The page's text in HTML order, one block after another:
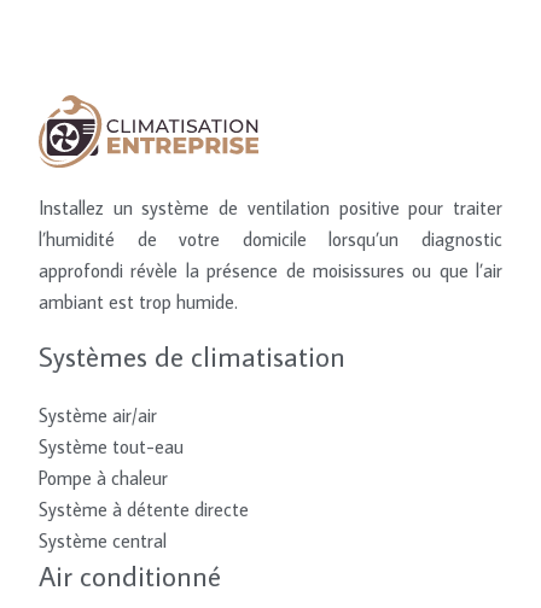
Installez un système de ventilation positive pour traiter
l’humidité de votre domicile lorsqu’un diagnostic
approfondi révèle la présence de moisissures ou que l’air
ambiant est trop humide.
Systèmes de climatisation
Système air/air
Système tout-eau
Pompe à chaleur
Système à détente directe
Système central
Air conditionné